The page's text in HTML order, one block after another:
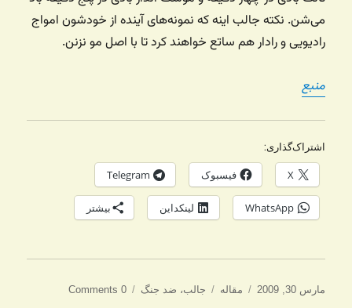
می‌شن. نکته جالب اینه که نمونه‌های آینده از خودشون امواج
رادیویی و رادار هم ساتع خواهند کرد تا با اصل مو نزنن.
منبع
اشتراک‌گذاری:
X فیسبوک Telegram
WhatsApp لینکداین بیشتر
ارسال
مارس 30, 2009 دسته‌ها
مقاله برچسب‌ها
جالب، ضد جنگ 0 Comments